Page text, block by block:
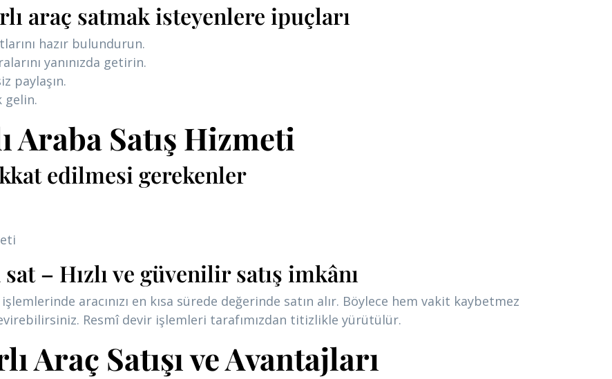
araç satmak isteyenlere ipuçları
hazır bulundurun.
yanınızda getirin.
paylaşın.
gelin.
Araba Satış Hizmeti
edilmesi gerekenler
– Hızlı ve güvenilir satış imkânı
işlemlerinde aracınızı en kısa sürede değerinde satın alır. Böylece hem vakit kaybetmez
Resmî devir işlemleri tarafımızdan titizlikle yürütülür.
Araç Satışı ve Avantajları